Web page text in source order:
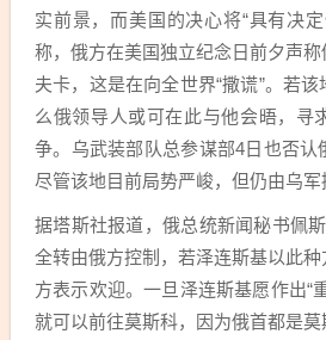
实前景，而美国的决心将“具有决
称，俄方在美国独立纪念日前夕声
夫卡，这是在向全世界“撒谎”。若
么俄领导人或可在此与他会晤，寻
争。乌武装部队总参谋部4日也否认
尽管该地目前局势严峻，但仍由乌军
据塔斯社报道，俄总统新闻秘书佩
全转由俄方控制，若泽连斯基以此
方表示欢迎。一旦泽连斯基愿作出“
就可以前往莫斯科，因为俄首都是